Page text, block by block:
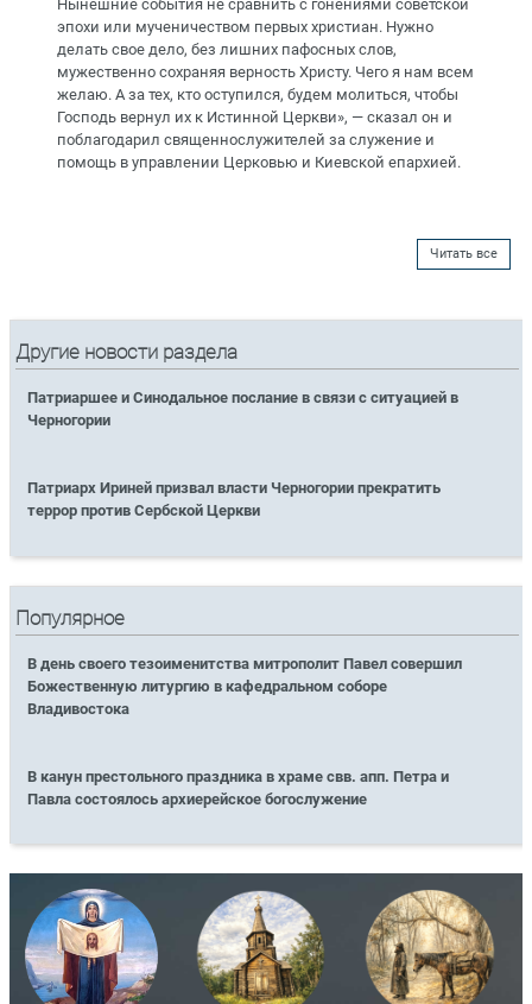
Нынешние события не сравнить с гонениями советской
эпохи или мученичеством первых христиан. Нужно
делать свое дело, без лишних пафосных слов,
мужественно сохраняя верность Христу. Чего я нам всем
желаю. А за тех, кто оступился, будем молиться, чтобы
Господь вернул их к Истинной Церкви», — сказал он и
поблагодарил священнослужителей за служение и
помощь в управлении Церковью и Киевской епархией.
Читать все
Другие новости раздела
Патриаршее и Синодальное послание в связи с ситуацией в
Черногории
Патриарх Ириней призвал власти Черногории прекратить
террор против Сербской Церкви
Популярное
В день своего тезоименитства митрополит Павел совершил
Божественную литургию в кафедральном соборе
Владивостока
В канун престольного праздника в храме свв. апп. Петра и
Павла состоялось архиерейское богослужение